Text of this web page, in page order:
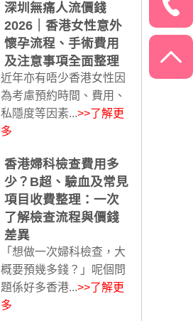
深圳無痛人流價錢
2026｜香港女性意外
懷孕流程、手術費用
及注意事項全面整理
近年亦有唔少香港女性因
為考慮預約時間、費用、
私隱度等因素...>>了解更
多
香港婦科檢查費用多
少？B超、驗血及常見
項目收費整理：一次
了解檢查流程與價錢
差異
「想做一次婦科檢查，大
概要預幾多錢？」呢個問
題係好多香港...>>了解更
多